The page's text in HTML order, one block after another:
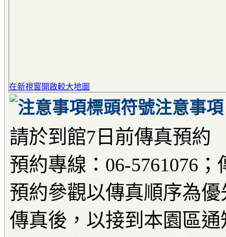
在新視窗開啟較大地圖
注意事項
請於到館7日前傳真預約
預約專線：06-5761076
預約參觀以傳真順序為優
傳真後，以接到本園區